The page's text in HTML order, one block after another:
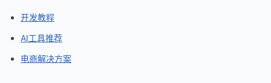
开发教程
AI工具推荐
电商解决方案